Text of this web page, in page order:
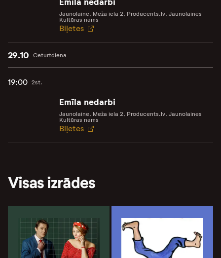
Jaunolaine, Meža iela 2, Producents.lv, Jaunolaines
Kultūras nams
Biļetes
Ceturtdiena
29.10
19:00 2st.
Emīla nedarbi
Jaunolaine, Meža iela 2, Producents.lv, Jaunolaines
Kultūras nams
Biļetes
Visas izrādes